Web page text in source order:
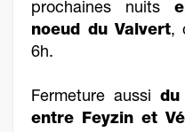
prochaines nuits
noeud du Valvert,
6h.
Fermeture aussi du
entre Feyzin et